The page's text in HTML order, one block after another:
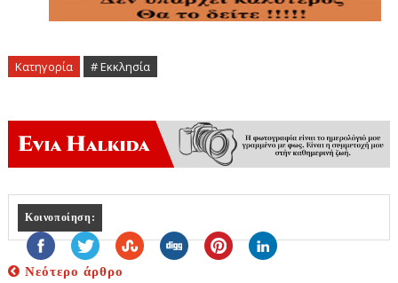
Κατηγορία # Εκκλησία
Κοινοποίηση:
Νεότερο άρθρο